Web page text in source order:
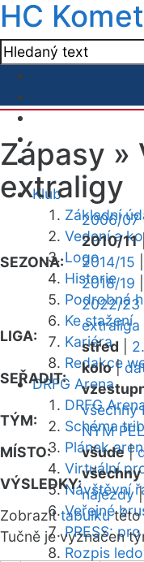
HC
Klub
Základní
Vedení a
Logo
Historie
Podrobná
Ke stažení
Kariéra
Redakce
DRFG Arena
DRFG
Schéma
Plánek
Virtuální
Návštěvní
Veřejné
PRESS:
Rozpis
Zápasy »
extraligy
SEZONA:
2006/07
2010/11
2014/15
2018/19
2022/23
LIGA:
extraliga
střed
SEŘADIT:
kolo|
TÝM:
všechny
NYM PEL
MÍSTO:
všude|
VÝSLEDKY:
všechny
nájezdy
Zobrazittabulkutéto
Tučně je vyznačen